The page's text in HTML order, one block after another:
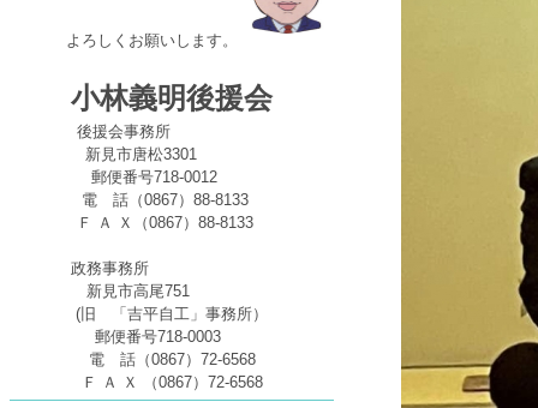
よろしくお願いします。
小林義明後援会
後援会事務所
新見市唐松3301
郵便番号718-0012
電 話（0867）88-8133
Ｆ Ａ Ｘ（0867）88-8133
政務事務所
新見市高尾751
(旧 「吉平自工」事務所）
郵便番号718-0003
電 話（0867）72-6568
Ｆ Ａ Ｘ （0867）72-6568